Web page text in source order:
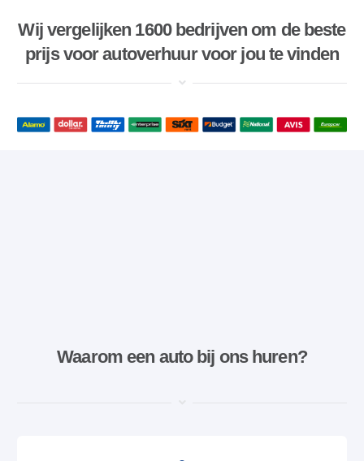
Wij vergelijken 1600 bedrijven om de beste
prijs voor autoverhuur voor jou te vinden
Waarom een ​​auto bij ons huren?